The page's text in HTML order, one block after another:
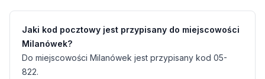
Jaki kod pocztowy jest przypisany do miejscowości
Milanówek?
Do miejscowości Milanówek jest przypisany kod 05-
822.